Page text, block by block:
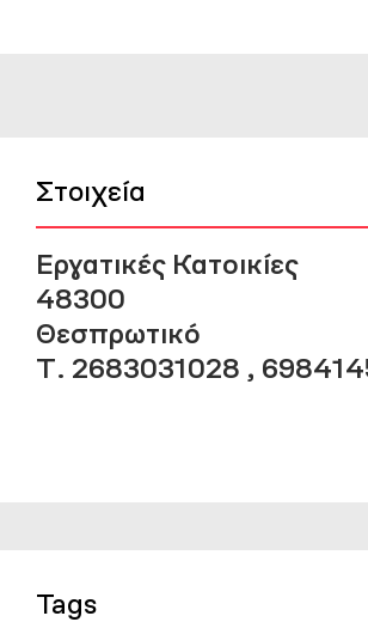
Στοιχεία
Εργατικές Κατοικίες
48300
Θεσπρωτικό
Τ. 2683031028 ,
Tags